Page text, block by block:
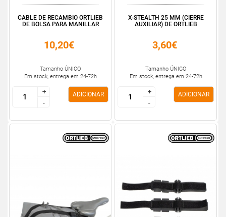
CABLE DE RECAMBIO ORTLIEB
DE BOLSA PARA MANILLAR
10,20€
Tamanho ÚNICO
Em stock, entrega em 24-72h
+
-
+
-
ADICIONAR
X-STEALTH 25 MM (CIERRE
AUXILIAR) DE ORTLIEB
3,60€
Tamanho ÚNICO
Em stock, entrega em 24-72h
+
-
+
-
ADICIONAR